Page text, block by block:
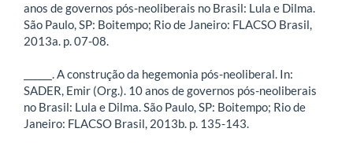
anos de governos pós-neoliberais no Brasil: Lula e Dilma.
São Paulo, SP: Boitempo; Rio de Janeiro: FLACSO Brasil,
2013a. p. 07-08.
______. A construção da hegemonia pós-neoliberal. In:
SADER, Emir (Org.). 10 anos de governos pós-neoliberais
no Brasil: Lula e Dilma. São Paulo, SP: Boitempo; Rio de
Janeiro: FLACSO Brasil, 2013b. p. 135-143.